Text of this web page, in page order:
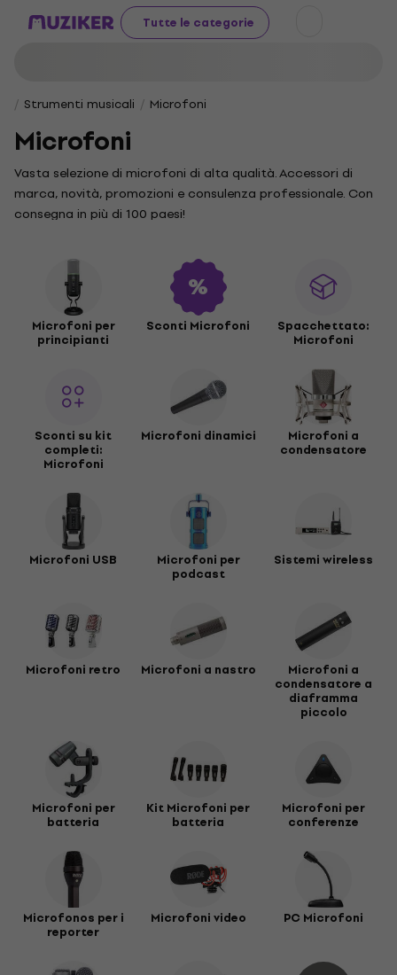
Tutte le categorie
Strumenti musicali Microfoni
Microfoni
Vasta selezione di microfoni di alta qualità. Accessori di
marca, novità, promozioni e consulenza professionale. Con
consegna in più di 100 paesi!
Microfoni per
principianti
Sconti Microfoni Spacchettato:
Microfoni
Sconti su kit
completi:
Microfoni
Microfoni dinamici Microfoni a
condensatore
Microfoni USB Microfoni per
podcast
Sistemi wireless
Microfoni retro Microfoni a nastro Microfoni a
condensatore a
diaframma
piccolo
Microfoni per
batteria
Kit Microfoni per
batteria
Microfoni per
conferenze
Microfonos per i
reporter
Microfoni video PC Microfoni